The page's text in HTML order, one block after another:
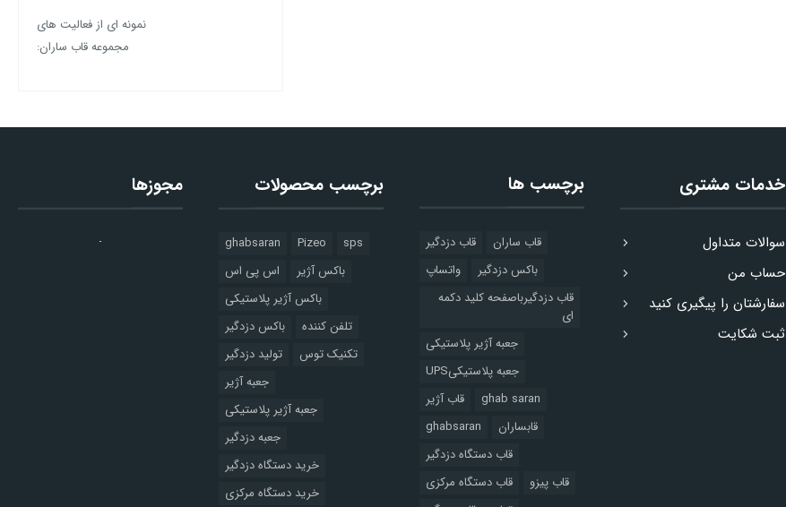
نمونه ای از فعالیت های
مجموعه قاب ساران:
خدمات مشتری
سوالات متداول
حساب من
سفارشتان را پیگیری کنید
ثبت شکایت
برچسب ها
قاب دزدگیر
قاب ساران
واتساپ
باکس دزدگیر
قاب دزدگیرباصفحه کلید دکمه
ای
جعبه آژیر پلاستیکی
جعبه پلاستیکیUPS
قاب آژیر
ghab saran
ghabsaran
قابساران
قاب دستگاه دزدگیر
قاب دستگاه مرکزی
قاب پیزو
برچسب محصولات
ghabsaran Pizeo
sps
اس پی اس
باکس آژیر
باکس آژیر پلاستیکی
باکس دزدگیر
تلفن کننده
تولید دزدگیر
تکنیک توس
جعبه آژیر
جعبه آژیر پلاستیکی
جعبه دزدگیر
خرید دستگاه دزدگیر
خرید دستگاه مرکزی
مجوزها